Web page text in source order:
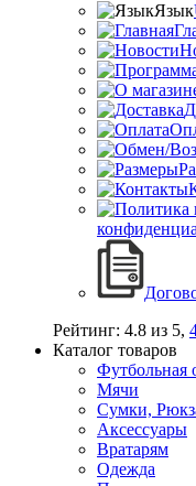
Язык
Рейтинг: 4.8 из 5,
Каталог товаров
Футбольная
Мячи
Сумки,
Аксессуары
Вратарям
Одежда